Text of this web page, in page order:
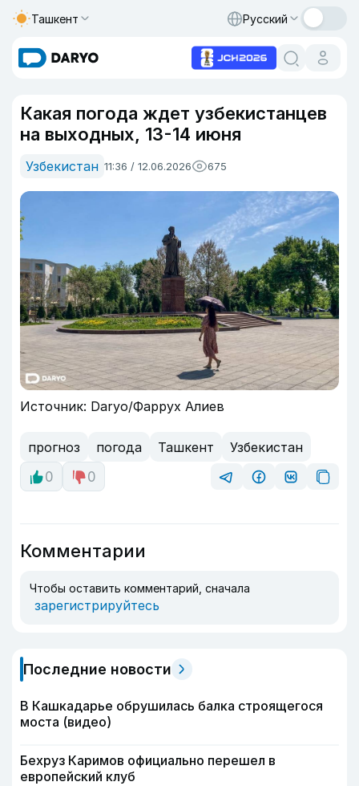
Ташкент Русский
Какая погода ждет узбекистанцев
на выходных, 13-14 июня
Узбекистан 11:36 / 12.06.2026 675
Источник: Daryo/Фаррух Алиев
прогноз погода Ташкент
Узбекистан
0
0
Комментарии
Чтобы оставить комментарий, сначала
зарегистрируйтесь
Последние новости
В Кашкадарье обрушилась балка строящегося
моста (видео)
Бехруз Каримов официально перешел в
европейский клуб